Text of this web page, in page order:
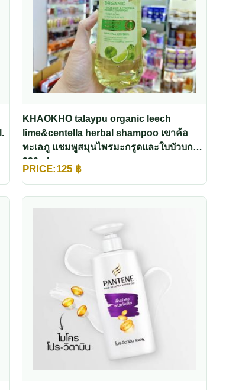
KHAOKHO talaypu organic leech
lime&centella herbal shampoo เขาค้อ
ทะเลภู แชมพูสมุนไพรมะกรูดและใบบัวบก
320ml
PRICE:125 ฿